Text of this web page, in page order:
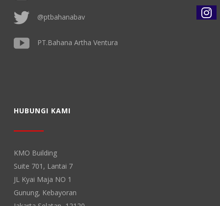
@ptbahanabav
PT.Bahana Artha Ventura
HUBUNGI KAMI
KMO Building
Suite 701, Lantai 7
JL Kyai Maja NO 1
Gunung, Kebayoran